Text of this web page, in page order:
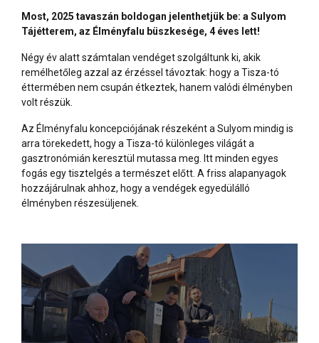
Most, 2025 tavaszán boldogan jelenthetjük be: a Sulyom
Tájétterem, az Élményfalu büszkesége, 4 éves lett!
Négy év alatt számtalan vendéget szolgáltunk ki, akik
remélhetőleg azzal az érzéssel távoztak: hogy a Tisza-tó
éttermében nem csupán étkeztek, hanem valódi élményben
volt részük.
Az Élményfalu koncepciójának részeként a Sulyom mindig is
arra törekedett, hogy a Tisza-tó különleges világát a
gasztronómián keresztül mutassa meg. Itt minden egyes
fogás egy tisztelgés a természet előtt. A friss alapanyagok
hozzájárulnak ahhoz, hogy a vendégek egyedülálló
élményben részesüljenek.